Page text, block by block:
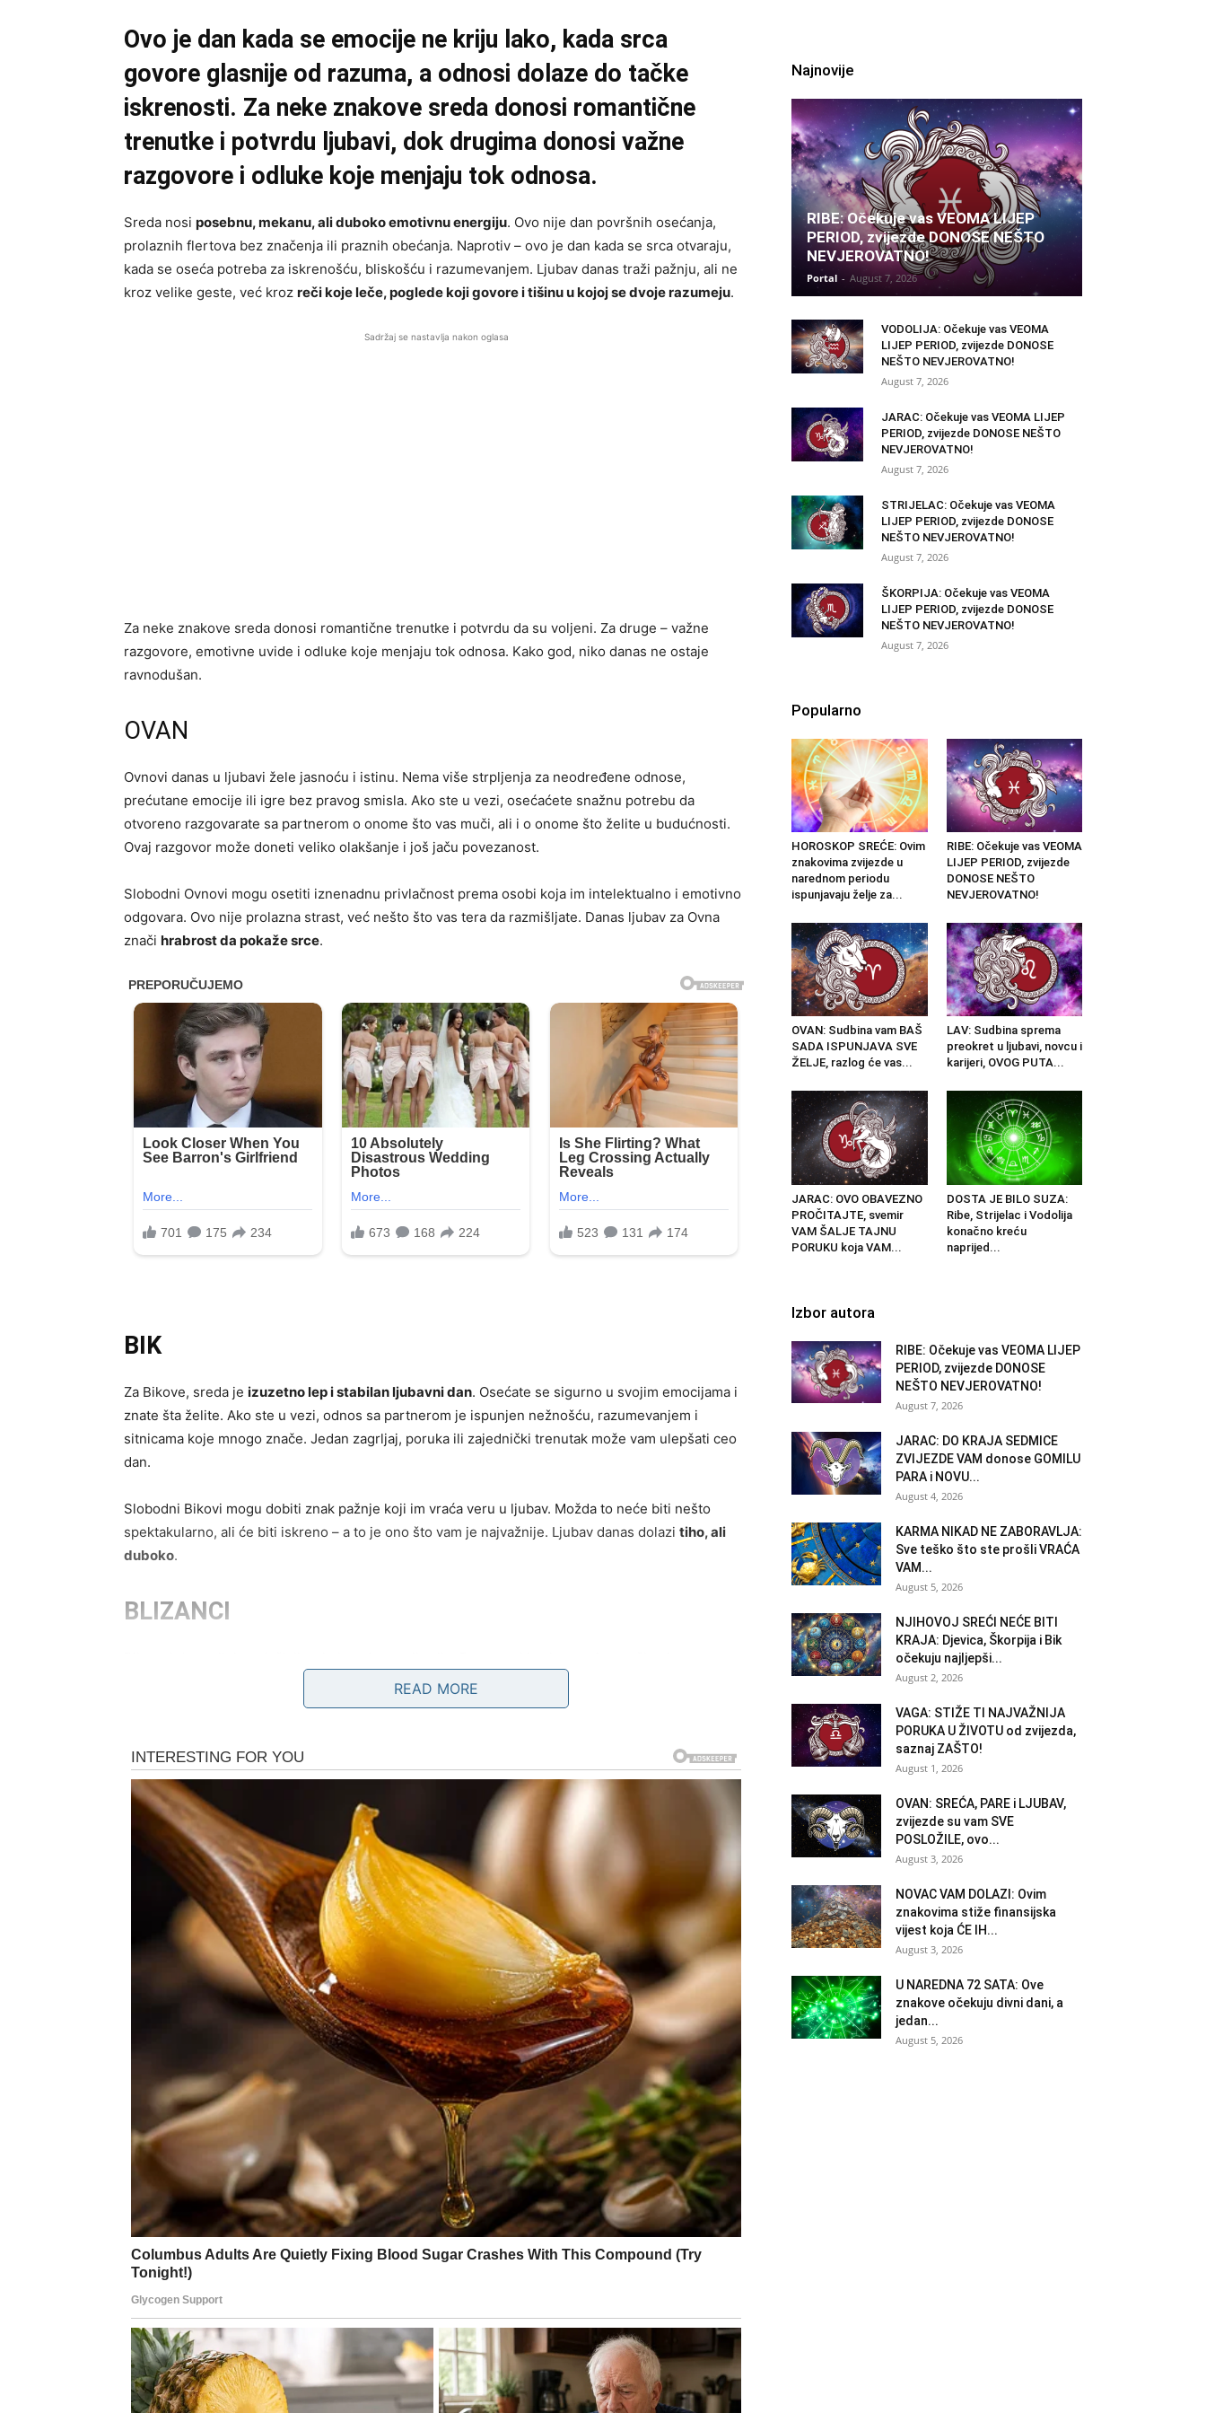
Ovo je dan kada se emocije ne kriju lako, kada srca
govore glasnije od razuma, a odnosi dolaze do tačke
iskrenosti. Za neke znakove sreda donosi romantične
trenutke i potvrdu ljubavi, dok drugima donosi važne
razgovore i odluke koje menjaju tok odnosa.
Sreda nosi posebnu, mekanu, ali duboko emotivnu energiju. Ovo nije dan površnih osećanja,
prolaznih flertova bez značenja ili praznih obećanja. Naprotiv – ovo je dan kada se srca otvaraju,
kada se oseća potreba za iskrenošću, bliskošću i razumevanjem. Ljubav danas traži pažnju, ali ne
kroz velike geste, već kroz reči koje leče, poglede koji govore i tišinu u kojoj se dvoje razumeju.
Sadržaj se nastavlja nakon oglasa
Za neke znakove sreda donosi romantične trenutke i potvrdu da su voljeni. Za druge – važne
razgovore, emotivne uvide i odluke koje menjaju tok odnosa. Kako god, niko danas ne ostaje
ravnodušan.
OVAN
Ovnovi danas u ljubavi žele jasnoću i istinu. Nema više strpljenja za neodređene odnose,
prećutane emocije ili igre bez pravog smisla. Ako ste u vezi, osećaćete snažnu potrebu da
otvoreno razgovarate sa partnerom o onome što vas muči, ali i o onome što želite u budućnosti.
Ovaj razgovor može doneti veliko olakšanje i još jaču povezanost.
Slobodni Ovnovi mogu osetiti iznenadnu privlačnost prema osobi koja im intelektualno i emotivno
odgovara. Ovo nije prolazna strast, već nešto što vas tera da razmišljate. Danas ljubav za Ovna
znači hrabrost da pokaže srce.
BIK
Za Bikove, sreda je izuzetno lep i stabilan ljubavni dan. Osećate se sigurno u svojim emocijama i
znate šta želite. Ako ste u vezi, odnos sa partnerom je ispunjen nežnošću, razumevanjem i
sitnicama koje mnogo znače. Jedan zagrljaj, poruka ili zajednički trenutak može vam ulepšati ceo
dan.
Slobodni Bikovi mogu dobiti znak pažnje koji im vraća veru u ljubav. Možda to neće biti nešto
spektakularno, ali će biti iskreno – a to je ono što vam je najvažnije. Ljubav danas dolazi tiho, ali
duboko.
BLIZANCI
otkriti emocije koje su do sada bile skrivene. Ako ste u vezi, iskren dijalog može produbiti odnos i
rešiti nesporazum koji se provlačio neko vreme.
Slobodni Blizanci danas zrače šarmom i lako ulaze u flert, ali ovaj put postoji mogućnost da se iza
reči krije nešto ozbiljnije. Obratite pažnju na ono što vam druga osoba govori – ali i na ono što ne
govori. Ljubav danas traži
RAK
Rakovi danas osećaju ljubavcelim bićem . Emocije su pojačane, ali nisu teške – naprotiv, donose
toplinu i potrebu za bliskošću. Ako ste u vezi, sreda vam donosi osećaj duboke povezanosti sa
partnerom. Razgovori iz srca, nežni gestovi i osećaj sigurnosti obeležavaju dan.
Slobodni Rakovi mogu upoznati osobu koja im uliva poverenje i budi želju za nečim trajnim. Čak i
ako se ne desi konkretan korak, osećaj nade i vere u ljubav biće snažan. Ovo je dan kada Rak
ljubav ne mora boleti da bi bila prava.
LAV
Lavovi danas u ljubavi sijaju punim sjajem . Privlačni ste, topli i sigurni u sebe, što partner ili
potencijalni partner jasno oseća. Ako ste u vezi, strast i pažnja jačaju odnos, a mali znakovi ljubavi
imaju veliki efekat.
Slobodni Lavovi lako privlače poglede i mogu započeti kontakt koji ima potencijal da se razvije u
nešto više. Danas vam prija da budete viđeni, ali još više vam prija kada steistinski prepoznati
Ljubav vam danas vraća osmeh i samopouzdanje.
DEVICA
Device danas u ljubavi traže smisao, sigurnost i jasnoću. Ako ste u vezi, važno je da otvoreno
kažete šta vam je potrebno, jer partner možda ne vidi sve ono što vi osećate. Razgovor danas
READ MORE
Najnovije
RIBE: Očekuje vas VEOMA LIJEP
PERIOD, zvijezde DONOSE NEŠTO
NEVJEROVATNO!
Portal - August 7, 2026
VODOLIJA: Očekuje vas VEOMA
LIJEP PERIOD, zvijezde DONOSE
NEŠTO NEVJEROVATNO!
August 7, 2026
JARAC: Očekuje vas VEOMA LIJEP
PERIOD, zvijezde DONOSE NEŠTO
NEVJEROVATNO!
August 7, 2026
STRIJELAC: Očekuje vas VEOMA
LIJEP PERIOD, zvijezde DONOSE
NEŠTO NEVJEROVATNO!
August 7, 2026
ŠKORPIJA: Očekuje vas VEOMA
LIJEP PERIOD, zvijezde DONOSE
NEŠTO NEVJEROVATNO!
August 7, 2026
Popularno
HOROSKOP SREĆE: Ovim
znakovima zvijezde u
narednom periodu
ispunjavaju želje za...
RIBE: Očekuje vas VEOMA
LIJEP PERIOD, zvijezde
DONOSE NEŠTO
NEVJEROVATNO!
OVAN: Sudbina vam BAŠ
SADA ISPUNJAVA SVE
ŽELJE, razlog će vas...
LAV: Sudbina sprema
preokret u ljubavi, novcu i
karijeri, OVOG PUTA...
JARAC: OVO OBAVEZNO
PROČITAJTE, svemir
VAM ŠALJE TAJNU
PORUKU koja VAM...
DOSTA JE BILO SUZA:
Ribe, Strijelac i Vodolija
konačno kreću
naprijed...
Izbor autora
RIBE: Očekuje vas VEOMA LIJEP
PERIOD, zvijezde DONOSE
NEŠTO NEVJEROVATNO!
August 7, 2026
JARAC: DO KRAJA SEDMICE
ZVIJEZDE VAM donose GOMILU
PARA i NOVU...
August 4, 2026
KARMA NIKAD NE ZABORAVLJA:
Sve teško što ste prošli VRAĆA
VAM...
August 5, 2026
NJIHOVOJ SREĆI NEĆE BITI
KRAJA: Djevica, Škorpija i Bik
očekuju najljepši...
August 2, 2026
VAGA: STIŽE TI NAJVAŽNIJA
PORUKA U ŽIVOTU od zvijezda,
saznaj ZAŠTO!
August 1, 2026
OVAN: SREĆA, PARE i LJUBAV,
zvijezde su vam SVE
POSLOŽILE, ovo...
August 3, 2026
NOVAC VAM DOLAZI: Ovim
znakovima stiže finansijska
vijest koja ĆE IH...
August 3, 2026
U NAREDNA 72 SATA: Ove
znakove očekuju divni dani, a
jedan...
August 5, 2026